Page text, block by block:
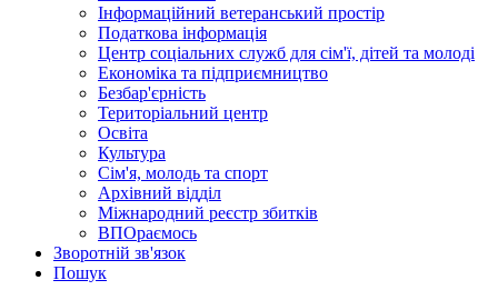
Інформаційний ветеранський простір
Податкова інформація
Центр соціальних служб для сім'ї, дітей та молоді
Економіка та підприємництво
Безбар'єрність
Територіальний центр
Освіта
Культура
Сім'я, молодь та спорт
Архівний відділ
Міжнародний реєстр збитків
ВПОраємось
Зворотній зв'язок
Пошук